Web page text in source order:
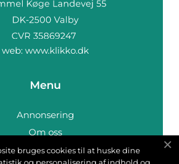
web: www.klikko.dk
Menu
Annonsering
Om oss
Cookies
bruges cookies til at huske dine